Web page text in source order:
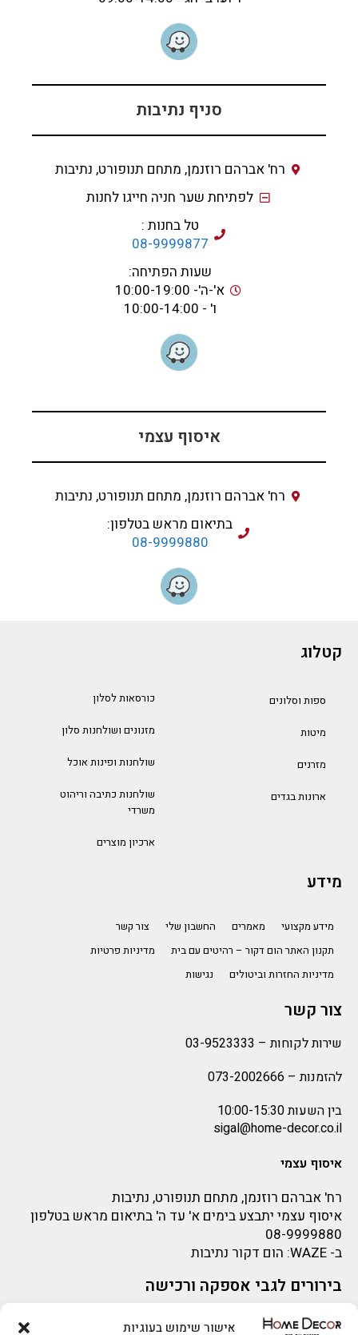
אישור שימוש בעוגיות
סניף נתיבות
רח' אברהם רוזנמן, מתחם תנופורט, נתיבות
לפתיחת שער חניה חייגו לחנות
טל בחנות :
08-9999877
שעות הפתיחה:
א'-ה'- 10:00-19:00
ו' - 10:00-14:00
להזמנות 073-2002666
איסוף עצמי
רח' אברהם רוזנמן, מתחם תנופורט, נתיבות
בתיאום מראש בטלפון:
08-9999880
קטלוג
ספות וסלונים
מיטות
מזרנים
ארונות בגדים
כורסאות לסלון
מזנונים ושולחנות סלון
שולחנות ופינות אוכל
שולחנות כתיבה וריהוט
משרדי
ארכיון מוצרים
מידע
מידע מקצועי מאמרים החשבון שלי
צור קשר
תקנון האתר הום דקור – רהיטים עם בית
מדיניות פרטיות
מדיניות החזרות וביטולים
נגישות
צור קשר
שירות לקוחות – 03-9523333
להזמנות – 073-2002666
בין השעות 10:00-15:30
sigal@home-decor.co.il
איסוף עצמי
רח' אברהם רוזנמן, מתחם תנופורט, נתיבות
איסוף עצמי יתבצע בימים א' עד ה' בתיאום מראש בטלפון
08-9999880
ב- WAZE: הום דקור נתיבות
בירורים לגבי אספקה ורכישה
בירור לגבי אספקה -ניתן לפנות למייל:
sigal@home-decor.co.il